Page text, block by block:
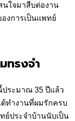
นใจมาสืบต่องาน
งการเป็นแพทย์
ทรงจำ
ประมาณ 35 ปีแล้ว
ทำงานที่ผมรักครบ
ประจำบ้านนับเป็น